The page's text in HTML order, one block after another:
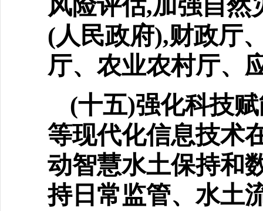
风险评估,加强自然
(人民政府),财政厅
厅、农业农村厅、
(十五)强化科技
等现代化信息技术
动智慧水土保持和
持日常监管、水土